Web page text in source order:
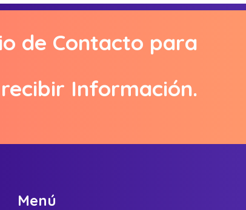
de Contacto para
recibir Información.
Menú